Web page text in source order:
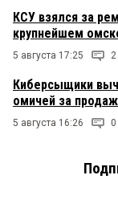
КСУ взялся за
крупнейшем
5 августа 17:25 2
Киберсыщики
омичей за
5 августа 16:26 0